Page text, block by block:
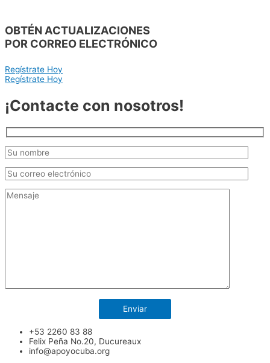
OBTÉN ACTUALIZACIONES
POR CORREO ELECTRÓNICO
Regístrate Hoy
Regístrate Hoy
¡Contacte con nosotros!
+53 2260 83 88
Felix Peña No.20, Ducureaux
info@apoyocuba.org